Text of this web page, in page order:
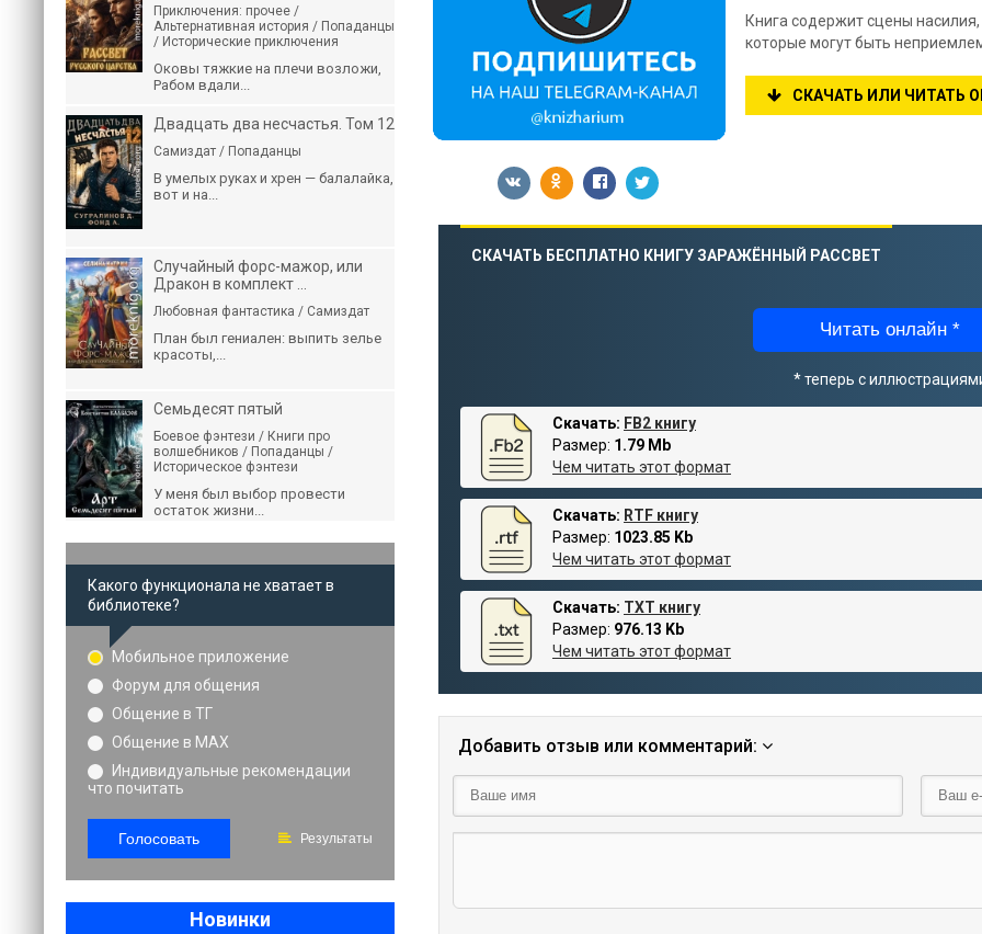
Книга содержит сцены
которые могут быть
СКАЧАТЬ ИЛИ ЧИТАТЬ
СКАЧАТЬ БЕСПЛАТНО КНИГУ ЗАРАЖЁННЫЙ РАССВЕТ
Читать онлайн *
* теперь с
Скачать: FB2 книгу
Размер: 1.79 Mb
Чем читать этот формат
Скачать: RTF книгу
Размер: 1023.85 Kb
Чем читать этот формат
Скачать: TXT книгу
Размер: 976.13 Kb
Чем читать этот формат
Добавить отзыв или комментарий:
Приключения: прочее /
Альтернативная история / Попаданцы
/ Исторические приключения
Оковы тяжкие на плечи возложи,
Рабом вдали...
Двадцать два несчастья. Том 12
Самиздат / Попаданцы
В умелых руках и хрен — балалайка,
вот и на...
Случайный форс-мажор, или
Дракон в комплект ...
Любовная фантастика / Самиздат
План был гениален: выпить зелье
красоты,...
Семьдесят пятый
Боевое фэнтези / Книги про
волшебников / Попаданцы /
Историческое фэнтези
У меня был выбор провести
остаток жизни...
Какого функционала не хватает в
библиотеке?
Мобильное приложение
Форум для общения
Общение в ТГ
Общение в MAX
Индивидуальные рекомендации
что почитать
Голосовать Результаты
Новинки